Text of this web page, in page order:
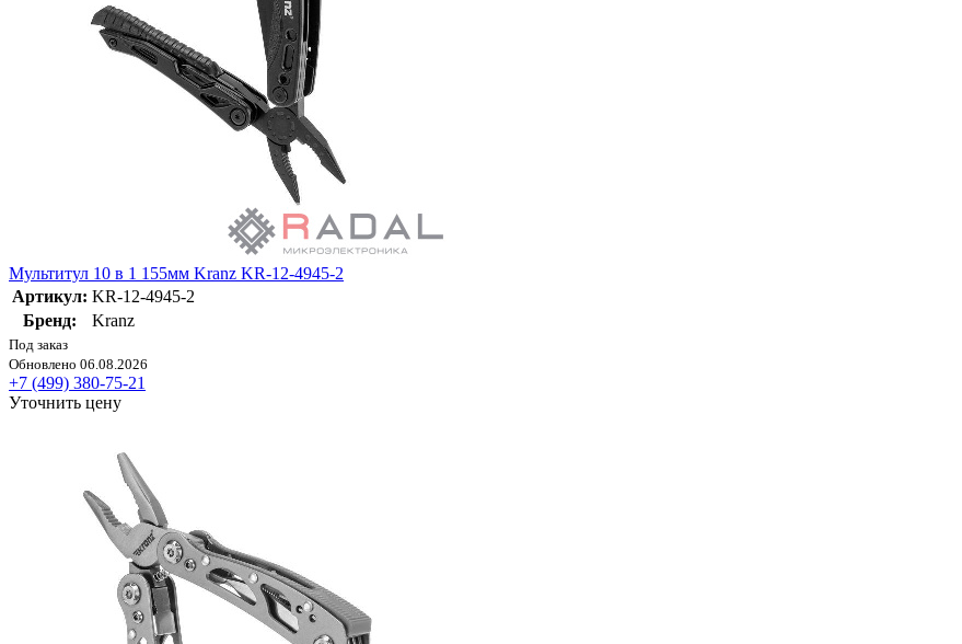
Мультитул 10 в 1 155мм Kranz KR-12-4945-2
Артикул: KR-12-4945-2
Бренд:
Kranz
Под заказ
Обновлено 06.08.2026
+7 (499) 380-75-21
Уточнить цену